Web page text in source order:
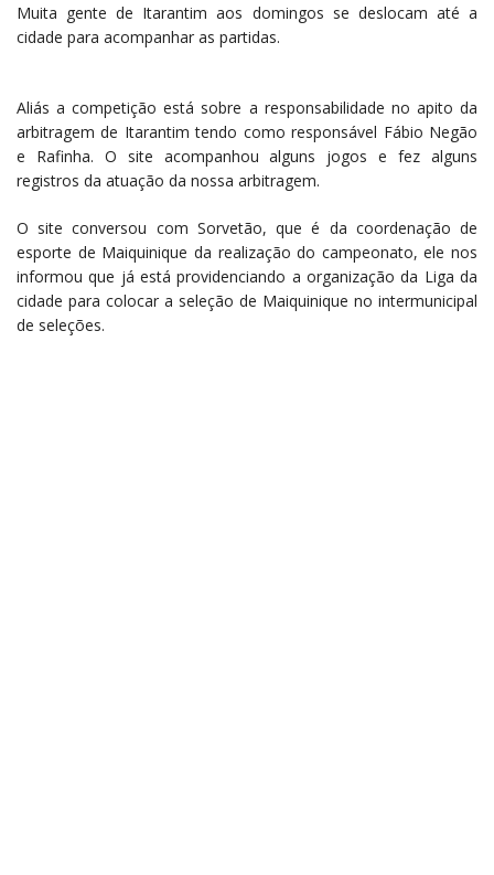
Muita gente de Itarantim aos domingos se deslocam até a
cidade para acompanhar as partidas.
Aliás a competição está sobre a responsabilidade no apito da
arbitragem de Itarantim tendo como responsável Fábio Negão
e Rafinha. O site acompanhou alguns jogos e fez alguns
registros da atuação da nossa arbitragem.
O site conversou com Sorvetão, que é da coordenação de
esporte de Maiquinique da realização do campeonato, ele nos
informou que já está providenciando a organização da Liga da
cidade para colocar a seleção de Maiquinique no intermunicipal
de seleções.